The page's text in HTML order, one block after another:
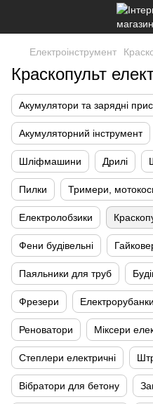
Електроінструмент
Краскопульт
Акумулятори та зарядні
Акумуляторний інструмент
Шліфмашини Дрилі
Пилки Тримери,
Електролобзики
Фени будівельні
Паяльники для труб
Фрезери Електрорубанки
Реноватори Міксери
Степлери електричні
Вібратори для бетону